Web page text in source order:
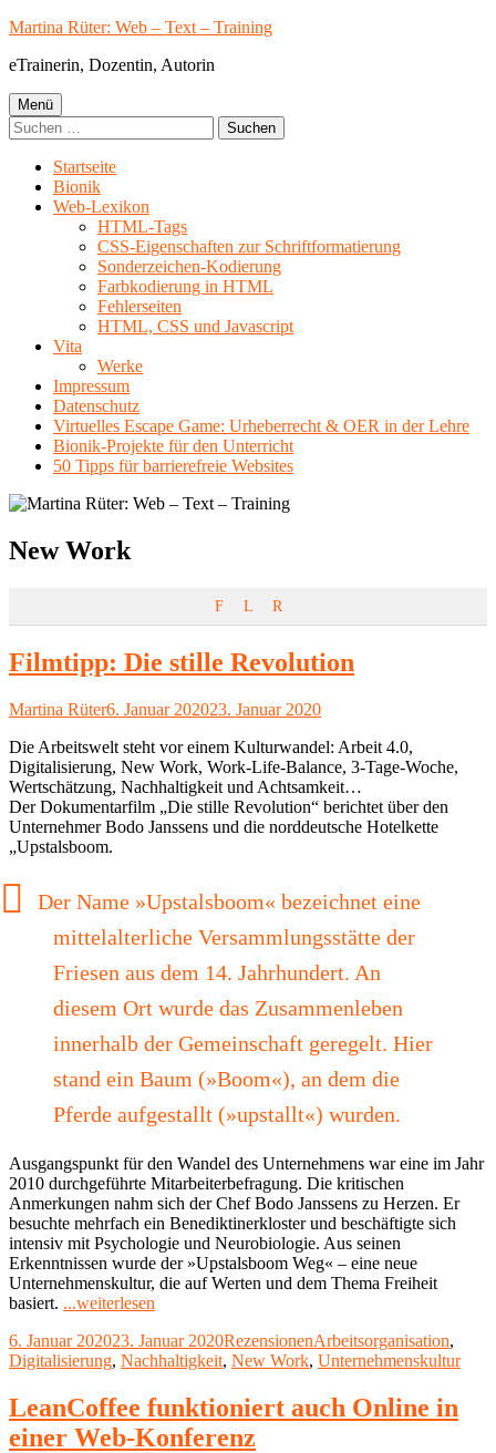
Springe
Inhalt
Martina Rüter: Web – Text – Training
eTrainerin, Dozentin, Autorin
Primäres
Menü
Menü
Suchen
nach:
Startseite
Bionik
Web-Lexikon
HTML-Tags
CSS-Eigenschaften zur Schriftformatierung
Sonderzeichen-Kodierung
Farbkodierung in HTML
Fehlerseiten
HTML, CSS und Javascript
Vita
Werke
Impressum
Datenschutz
Virtuelles Escape Game: Urheberrecht & OER in der Lehre
Bionik-Projekte für den Unterricht
50 Tipps für barrierefreie Websites
Schlagwort:
New Work
F L R
Filmtipp: Die stille Revolution
Autor
Martina RüterVeröffentlicht
6. Januar 202023. Januar 2020
Die Arbeitswelt steht vor einem Kulturwandel: Arbeit 4.0,
Digitalisierung, New Work, Work-Life-Balance, 3-Tage-Woche,
Wertschätzung, Nachhaltigkeit und Achtsamkeit…
Der Dokumentarfilm „Die stille Revolution“ berichtet über den
Unternehmer Bodo Janssens und die norddeutsche Hotelkette
„Upstalsboom.
Der Name »Upstalsboom« bezeichnet eine
mittelalterliche Versammlungsstätte der
Friesen aus dem 14. Jahrhundert. An
diesem Ort wurde das Zusammenleben
innerhalb der Gemeinschaft geregelt. Hier
stand ein Baum (»Boom«), an dem die
Pferde aufgestallt (»upstallt«) wurden.
Ausgangspunkt für den Wandel des Unternehmens war eine im Jahr
2010 durchgeführte Mitarbeiterbefragung. Die kritischen
Anmerkungen nahm sich der Chef Bodo Janssens zu Herzen. Er
besuchte mehrfach ein Benediktinerkloster und beschäftigte sich
intensiv mit Psychologie und Neurobiologie. Aus seinen
Erkenntnissen wurde der »Upstalsboom Weg« – eine neue
Unternehmenskultur, die auf Werten und dem Thema Freiheit
basiert. ...weiterlesen
stille
Revolution"
Veröffentlicht
am
6. Januar 202023. Januar 2020Kategorien
RezensionenSchlagwörter
Arbeitsorganisation,
Digitalisierung, Nachhaltigkeit, New Work, Unternehmenskultur
LeanCoffee funktioniert auch Online in
einer Web-Konferenz